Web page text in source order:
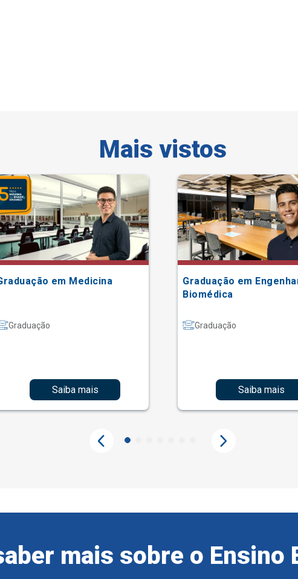
Mais vistos
em Medicina
Graduação
Saiba mais
Graduação em
Biomédica
Graduação
Saiba mais
mais sobre o Ensino